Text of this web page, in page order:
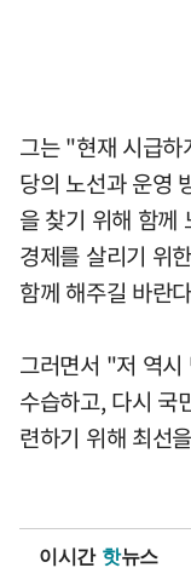
그는 "현재 시급하
당의 노선과 운영
을 찾기 위해 함께
경제를 살리기 위
함께 해주길 바란
그러면서 "저 역시
수습하고, 다시 국
련하기 위해 최선
이시간 핫뉴스